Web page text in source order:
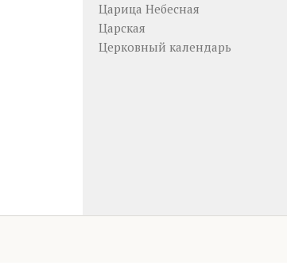
Царица Небесная
Царская
Церковный календарь